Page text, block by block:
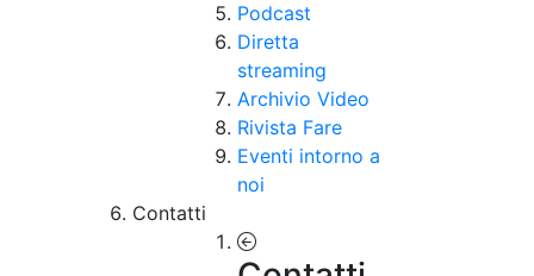
Podcast
Diretta
streaming
Archivio Video
Rivista Fare
Eventi intorno a
noi
Contatti